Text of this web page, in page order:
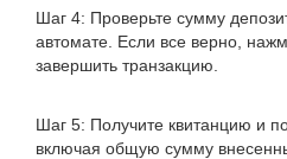
Шаг 4: Проверьте сумму
автомате. Если все верно,
завершить транзакцию.
Шаг 5: Получите квитанцию ​​и
включая общую сумму